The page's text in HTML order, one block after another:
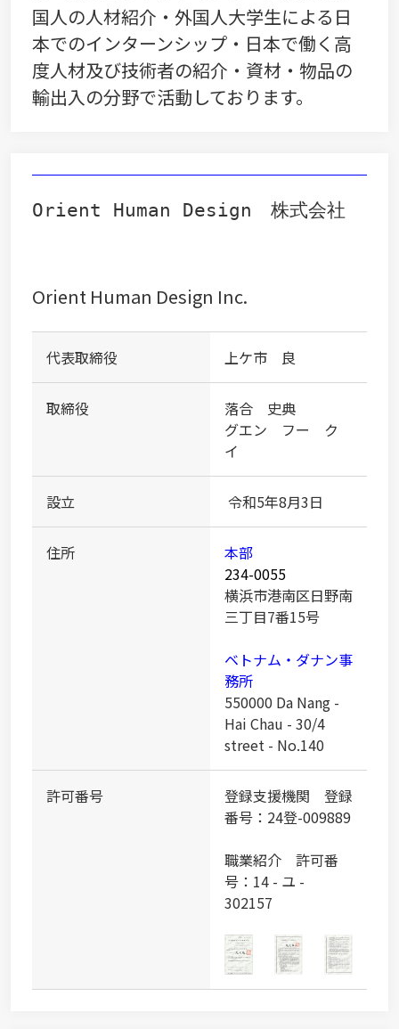
Incorporated
国人の人材紹介・外国人大学生による日
本でのインターンシップ・日本で働く高
度人材及び技術者の紹介・資材・物品の
輸出入の分野で活動しております。
Orient Human Design　株式会社
Orient Human Design Inc.
代表取締役 上ケ市 良
取締役
落合 史典
グエン フー ク
イ
設立 令和5年8月3日
住所
本部
234-0055
横浜市港南区日野南
三丁目7番15号
ベトナム・ダナン事
務所
550000 Da Nang -
Hai Chau - 30/4
street - No.140
許可番号
登録支援機関 登録
番号：24登-009889
職業紹介 許可番
号：14 - ユ -
302157